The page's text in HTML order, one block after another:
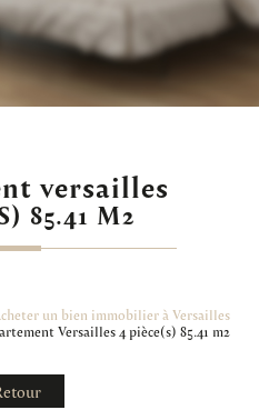
versailles
85.41 M2
un bien immobilier à Versailles
Versailles 4 pièce(s) 85.41 m2